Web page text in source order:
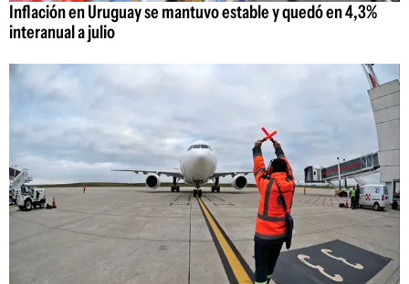
Inflación en Uruguay se mantuvo estable y quedó en 4,3%
interanual a julio